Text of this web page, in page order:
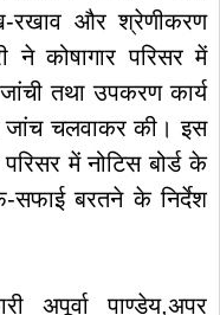
रखाव और श्रेणीकरण
ने कोषागार परिसर में
तथा उपकरण कार्य
जांच चलवाकर की। इस
में नोटिस बोर्ड के
सफाई बरतने के निर्देश
अपूर्वा पाण्डेय,अपर